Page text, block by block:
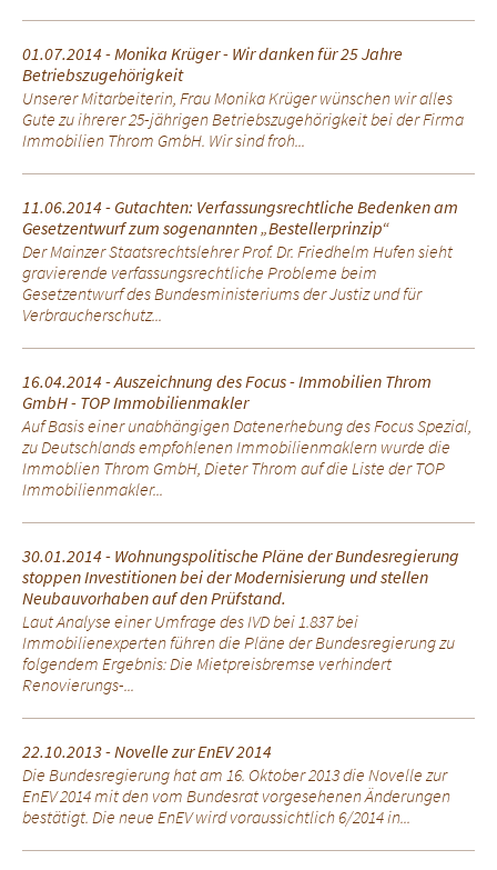
01.07.2014 - Monika Krüger - Wir danken für 25 Jahre
Betriebszugehörigkeit
Unserer Mitarbeiterin, Frau Monika Krüger wünschen wir alles
Gute zu ihrerer 25-jährigen Betriebszugehörigkeit bei der Firma
Immobilien Throm GmbH. Wir sind froh...
11.06.2014 - Gutachten: Verfassungsrechtliche Bedenken am
Gesetzentwurf zum sogenannten „Bestellerprinzip“
Der Mainzer Staatsrechtslehrer Prof. Dr. Friedhelm Hufen sieht
gravierende verfassungsrechtliche Probleme beim
Gesetzentwurf des Bundesministeriums der Justiz und für
Verbraucherschutz...
16.04.2014 - Auszeichnung des Focus - Immobilien Throm
GmbH - TOP Immobilienmakler
Auf Basis einer unabhängigen Datenerhebung des Focus Spezial,
zu Deutschlands empfohlenen Immobilienmaklern wurde die
Immoblien Throm GmbH, Dieter Throm auf die Liste der TOP
Immobilienmakler...
30.01.2014 - Wohnungspolitische Pläne der Bundesregierung
stoppen Investitionen bei der Modernisierung und stellen
Neubauvorhaben auf den Prüfstand.
Laut Analyse einer Umfrage des IVD bei 1.837 bei
Immobilienexperten führen die Pläne der Bundesregierung zu
folgendem Ergebnis: Die Mietpreisbremse verhindert
Renovierungs-...
22.10.2013 - Novelle zur EnEV 2014
Die Bundesregierung hat am 16. Oktober 2013 die Novelle zur
EnEV 2014 mit den vom Bundesrat vorgesehenen Änderungen
bestätigt. Die neue EnEV wird voraussichtlich 6/2014 in...